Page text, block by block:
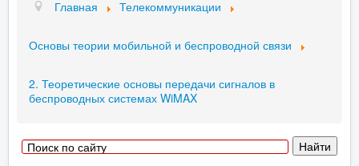
Главная Телекоммуникации
Основы теории мобильной и беспроводной связи
2. Теоретические основы передачи сигналов в
беспроводных системах WiMAX